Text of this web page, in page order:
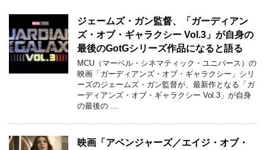
ジェームズ・ガン監督、「ガーディアン
ズ・オブ・ギャラクシー Vol.3」が自身の
最後のGotGシリーズ作品になると語る
MCU（マーベル・シネマティック・ユニバース）の
映画「ガーディアンズ・オブ・ギャラクシー」シリ
ーズのジェームズ・ガン監督が、最新作となる「ガ
ーディアンズ・オブ・ギャラクシー Vol.3」が自身
の最後の …
映画「アベンジャーズ／エイジ・オブ・